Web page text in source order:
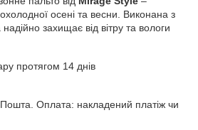
осені та весни. Виконана з
надійно захищає від вітру та вологи
протягом 14 днів
Оплата: накладений платіж чи